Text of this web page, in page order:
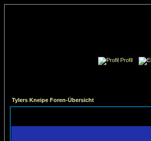
Profil
Tylers Kneipe Foren-Übersicht